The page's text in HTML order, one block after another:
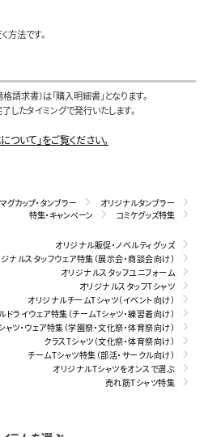
方法です。
請求書）は「購入明細書」となります。
たタイミングで発行いたします。
いて」をご覧ください。
マグカップ・タンブラー
オリジナルタンブラー
特集・キャンペーン
コミケグッズ特集
オリジナル販促・ノベルティグッズ
ナルスタッフウェア特集（展示会・商談会向け）
オリジナルスタッフユニフォーム
オリジナルスタッフTシャツ
オリジナルチームTシャツ（イベント向け）
ドライウェア特集（チームTシャツ・練習着向け）
ツ・ウェア特集（学園祭・文化祭・体育祭向け）
クラスTシャツ（文化祭・体育祭向け）
チームTシャツ特集（部活・サークル向け）
オリジナルTシャツをオンスで選ぶ
売れ筋Tシャツ特集